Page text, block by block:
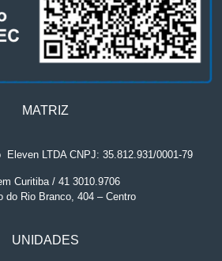
MATRIZ
. Eleven LTDA CNPJ: 35.812.931/0001-79
Curitiba / 41 3010.9706
do Rio Branco, 404 – Centro
UNIDADES